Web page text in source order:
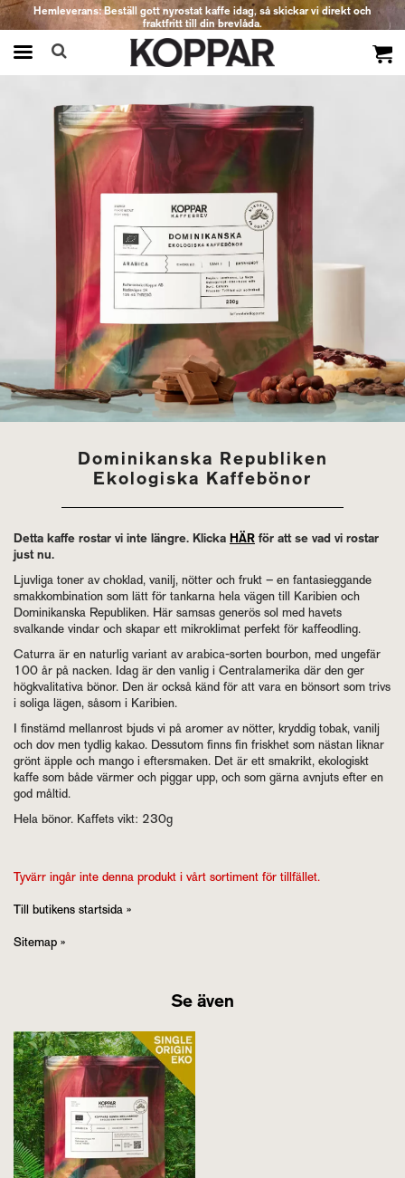
Hemleverans: Beställ gott nyrostat kaffe idag, så skickar vi direkt och
fraktfritt till din brevlåda.
Dominikanska Republiken
Ekologiska Kaffebönor
Detta kaffe rostar vi inte längre. Klicka HÄRför att se vad vi rostar
just nu.
Ljuvliga toner av choklad, vanilj, nötter och frukt – en fantasieggande
smakkombination som lätt för tankarna hela vägen till Karibien och
Dominikanska Republiken. Här samsas generös sol med havets
svalkande vindar och skapar ett mikroklimat perfekt för kaffeodling.
Caturra är en naturlig variant av arabica-sorten bourbon, med ungefär
100 år på nacken. Idag är den vanlig i Centralamerika där den ger
högkvalitativa bönor. Den är också känd för att vara en bönsort som trivs
i soliga lägen, såsom i Karibien.
I finstämd mellanrost bjuds vi på aromer av nötter, kryddig tobak, vanilj
och dov men tydlig kakao. Dessutom finns fin friskhet som nästan liknar
grönt äpple och mango i eftersmaken. Det är ett smakrikt, ekologiskt
kaffe som både värmer och piggar upp, och som gärna avnjuts efter en
god måltid.
Hela bönor. Kaffets vikt: 230g
Tyvärr ingår inte denna produkt i vårt sortiment för tillfället.
Till butikens startsida »
Sitemap »
Se även